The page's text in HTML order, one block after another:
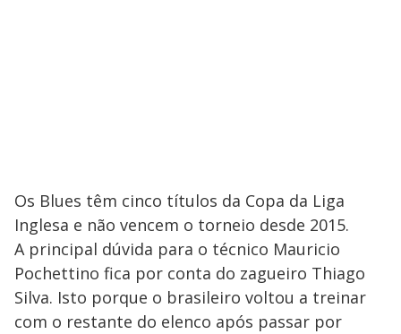
Os Blues têm cinco títulos da Copa da Liga
Inglesa e não vencem o torneio desde 2015.
A principal dúvida para o técnico Mauricio
Pochettino fica por conta do zagueiro Thiago
Silva. Isto porque o brasileiro voltou a treinar
com o restante do elenco após passar por